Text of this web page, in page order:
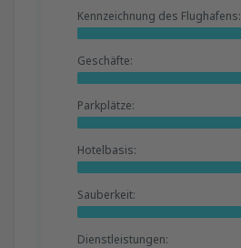
Kennzeichnung des Flughafens:
Geschäfte:
Parkplätze:
Hotelbasis:
Sauberkeit:
Dienstleistungen: